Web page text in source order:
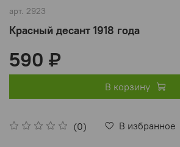
арт. 2923
Красный десант 1918 года
(0) В избранное
590 ₽
В корзину